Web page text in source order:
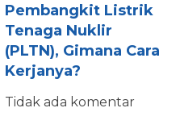
Pembangkit Listrik
Tenaga Nuklir
(PLTN), Gimana Cara
Kerjanya?
Tidak ada komentar